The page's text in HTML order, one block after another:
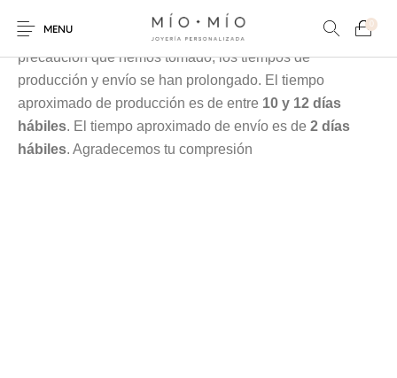
MENU
0
Cada pieza es elaborada en nuestra taller especialmente
para tí, debido a la contingencia y a las medidas de
precaución que hemos tomado, los tiempos de
producción y envío se han prolongado. El tiempo
aproximado de producción es de entre 10 y 12 días
hábiles. El tiempo aproximado de envío es de2 días
hábiles. Agradecemos tu compresión